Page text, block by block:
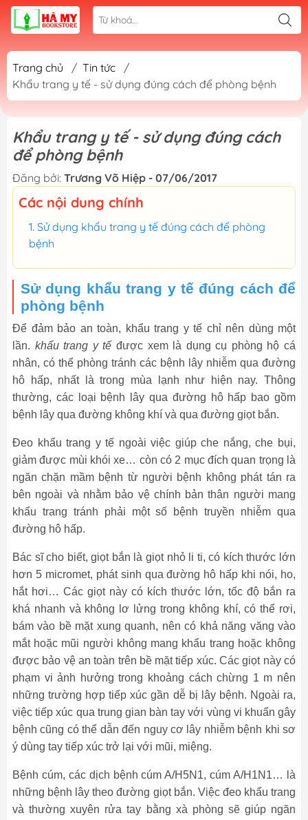
Trang chủ / Tin tức
/
Khẩu trang y tế - sử dụng đúng cách để phòng bệnh
Khẩu trang y tế - sử dụng đúng cách
để phòng bệnh
Đăng bởi: Trương Võ Hiệp - 07/06/2017
Các nội dung chính
Sử dụng khẩu trang y tế đúng cách để phòng
bệnh
Sử dụng khẩu trang y tế đúng cách để
phòng bệnh
Để đảm bảo an toàn, khẩu trang y tế chỉ nên dùng một
lần. khẩu trang y tế được xem là dụng cụ phòng hộ cá
nhân, có thể phòng tránh các bệnh lây nhiễm qua đường
hô hấp, nhất là trong mùa lạnh như hiện nay. Thông
thường, các loại bệnh lây qua đường hô hấp bao gồm
bệnh lây qua đường không khí và qua đường giọt bắn.
Đeo khẩu trang y tế ngoài việc giúp che nắng, che bụi,
giảm được mùi khói xe… còn có 2 mục đích quan trọng là
ngăn chặn mầm bệnh từ người bệnh không phát tán ra
bên ngoài và nhằm bảo vệ chính bản thân người mang
khẩu trang tránh phải một số bệnh truyền nhiễm qua
đường hô hấp.
Bác sĩ cho biết, giọt bắn là giọt nhỏ li ti, có kích thước lớn
hơn 5 micromet, phát sinh qua đường hô hấp khi nói, ho,
hắt hơi… Các giọt này có kích thước lớn, tốc độ bắn ra
khá nhanh và không lơ lửng trong không khí, có thể rơi,
bám vào bề mặt xung quanh, nên có khả năng văng vào
mắt hoặc mũi người không mang khẩu trang hoặc không
được bảo vệ an toàn trên bề mặt tiếp xúc. Các giọt này có
phạm vi ảnh hưởng trong khoảng cách chừng 1 m nên
những trường hợp tiếp xúc gần dễ bị lây bệnh. Ngoài ra,
việc tiếp xúc qua trung gian bàn tay với vùng vi khuẩn gây
bệnh cũng có thể dẫn đến nguy cơ lây nhiễm bệnh khi sơ
ý dùng tay tiếp xúc trở lại với mũi, miệng.
Bệnh cúm, các dịch bệnh cúm A/H5N1, cúm A/H1N1… là
những bệnh lây theo đường giọt bắn. Việc đeo khẩu trang
và thường xuyên rửa tay bằng xà phòng sẽ giúp ngăn